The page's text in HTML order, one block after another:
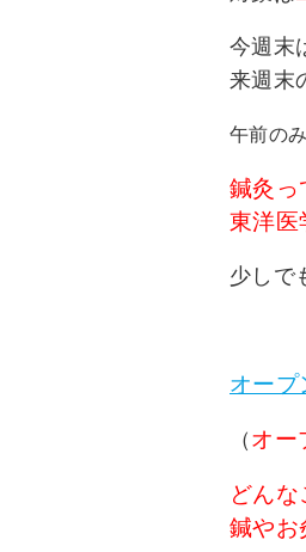
今週末
来週末
午前の
鍼灸っ
東洋医
少しで
↓
オープ
（ オー
どん
鍼やお